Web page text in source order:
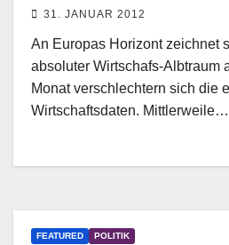
31. JANUAR 2012
An Europas Horizont zeichnet
absoluter Wirtschafs-Albtraum
Monat verschlechtern sich die
Wirtschaftsdaten. Mittlerweile…
FEATURED POLITIK